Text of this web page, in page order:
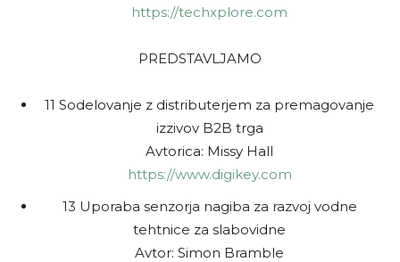
https://techxplore.com
PREDSTAVLJAMO
11 Sodelovanje z distributerjem za premagovanje
izzivov B2B trga
Avtorica: Missy Hall
https://www.digikey.com
13 Uporaba senzorja nagiba za razvoj vodne
tehtnice za slabovidne
Avtor: Simon Bramble